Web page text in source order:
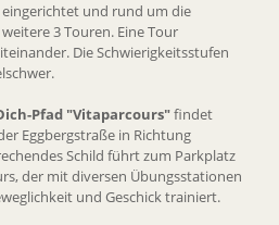
eingerichtet und rund um die
3 Touren. Eine Tour
Die Schwierigkeitsstufen
Pfad "Vitaparcours"findet
Eggbergstraße in Richtung
Schild führt zum Parkplatz
der mit diversen Übungsstationen
und Geschick trainiert.